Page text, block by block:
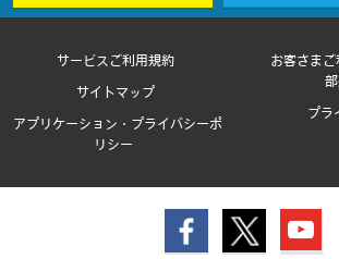
サービスご利用規約
お客さま
サイトマップ
プラ
アプリケーション・プライバシーポ
リシー